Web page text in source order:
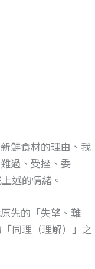
鮮食材的理由、我
過、受挫、委
述的情緒。
先的「失望、難
同理（理解）」之